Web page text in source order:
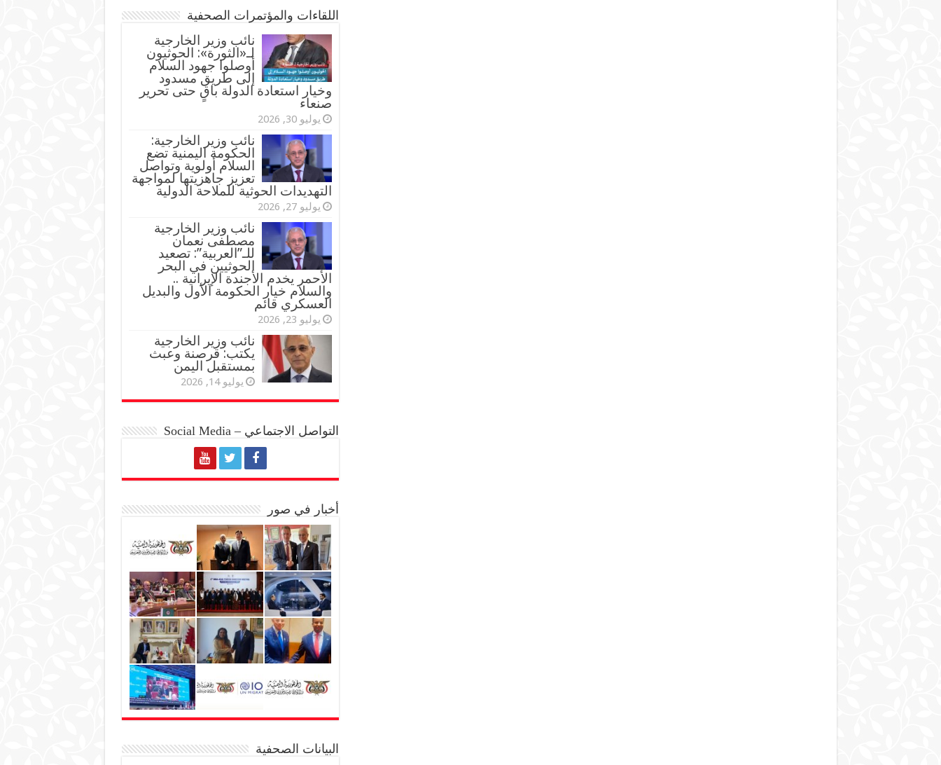
اللقاءات والمؤتمرات الصحفية
‏نائب وزير الخارجية
لـ«الثورة»: الحوثيون
أوصلوا جهود السلام
إلى طريق مسدود
وخيار استعادة الدولة باقٍ حتى تحرير
صنعاء
يوليو 30, 2026
نائب وزير الخارجية:
الحكومة اليمنية تضع
السلام أولوية وتواصل
تعزيز جاهزيتها لمواجهة
التهديدات الحوثية للملاحة الدولية
يوليو 27, 2026
نائب وزير الخارجية
مصطفى نعمان
للـ”العربية”: تصعيد
الحوثيين في البحر
الأحمر يخدم الأجندة الإيرانية ..
والسلام خيار الحكومة الأول والبديل
العسكري قائم
يوليو 23, 2026
نائب وزير الخارجية
يكتب: قرصنة وعبث
بمستقبل اليمن
يوليو 14, 2026
التواصل الاجتماعي – Social Media
أخبار في صور
البيانات الصحفية